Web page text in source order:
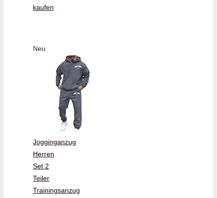
kaufen
Neu
Jogginganzug
Herren
Set 2
Teiler
Trainingsanzug